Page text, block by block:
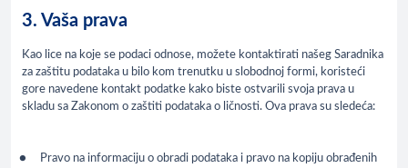
3. Vaša prava
Kao lice na koje se podaci odnose, možete kontaktirati našeg Saradnika
za zaštitu podataka u bilo kom trenutku u slobodnoj formi, koristeći
gore navedene kontakt podatke kako biste ostvarili svoja prava u
skladu sa Zakonom o zaštiti podataka o ličnosti. Ova prava su sledeća:
Pravo na informaciju o obradi podataka i pravo na kopiju obrađenih